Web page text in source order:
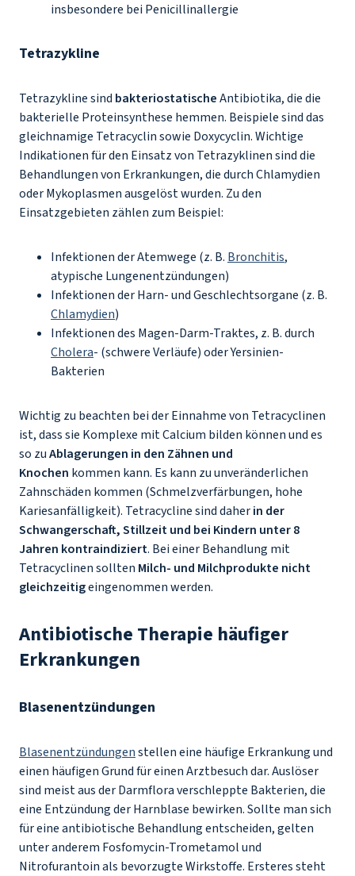
insbesondere bei Penicillinallergie
Tetrazykline
Tetrazykline sind bakteriostatischeAntibiotika, die die
bakterielle Proteinsynthese hemmen. Beispiele sind das
gleichnamige Tetracyclin sowie Doxycyclin. Wichtige
Indikationen für den Einsatz von Tetrazyklinen sind die
Behandlungen von Erkrankungen, die durch Chlamydien
oder Mykoplasmen ausgelöst wurden. Zu den
Einsatzgebieten zählen zum Beispiel:
Infektionen der Atemwege (z. B. Bronchitis,
atypische Lungenentzündungen)
Infektionen der Harn- und Geschlechtsorgane (z. B.
Chlamydien)
Infektionen des Magen-Darm-Traktes, z. B. durch
Cholera- (schwere Verläufe) oder Yersinien-
Bakterien
Wichtig zu beachten bei der Einnahme von Tetracyclinen
ist, dass sie Komplexe mit Calcium bilden können und es
so zuAblagerungen in den Zähnen und
Knochen kommen kann. Es kann zu unveränderlichen
Zahnschäden kommen (Schmelzverfärbungen, hohe
Kariesanfälligkeit). Tetracycline sind daherin der
Schwangerschaft, Stillzeit und bei Kindern unter 8
Jahren kontraindiziert. Bei einer Behandlung mit
Tetracyclinen sollten Milch- und Milchprodukte nicht
gleichzeitigeingenommen werden.
Antibiotische Therapie häufiger
Erkrankungen
Blasenentzündungen
Blasenentzündungenstellen eine häufige Erkrankung und
einen häufigen Grund für einen Arztbesuch dar. Auslöser
sind meist aus der Darmflora verschleppte Bakterien, die
eine Entzündung der Harnblase bewirken. Sollte man sich
für eine antibiotische Behandlung entscheiden, gelten
unter anderem Fosfomycin-Trometamol und
Nitrofurantoin als bevorzugte Wirkstoffe. Ersteres steht